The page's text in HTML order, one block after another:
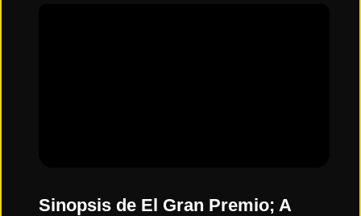
Sinopsis de El Gran Premio; A